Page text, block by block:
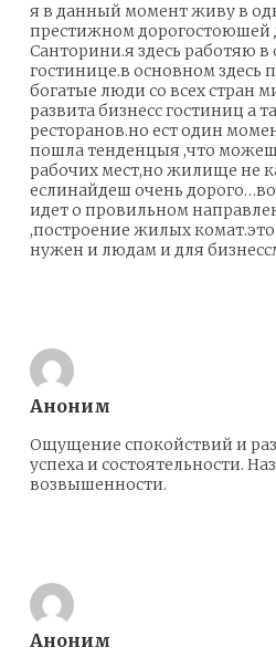
я в данный момент живу в
престижном дорогостоюшей
Санторини.я здесь работяю
гостинице.в основном здесь
богатые люди со всех стран
развита бизнесс гостиниц а
ресторанов.но ест один
пошла тенденцыя ,что можеш
рабочих мест,но жилище не
еслинайдеш очень
идет о провильном
,построение жилых
нужен и людам и для
Аноним
Ощущение спокойствий и
успеха и состоятельности.
возвышенности.
Аноним